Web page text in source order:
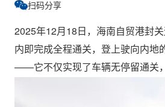
扫码分享
2025年12月18日，海南自贸港封
内即完成全程通关，登上驶向内地
——它不仅实现了车辆无停留通关